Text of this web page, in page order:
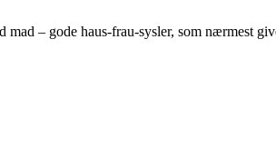
– gode haus-frau-sysler, som nærmest